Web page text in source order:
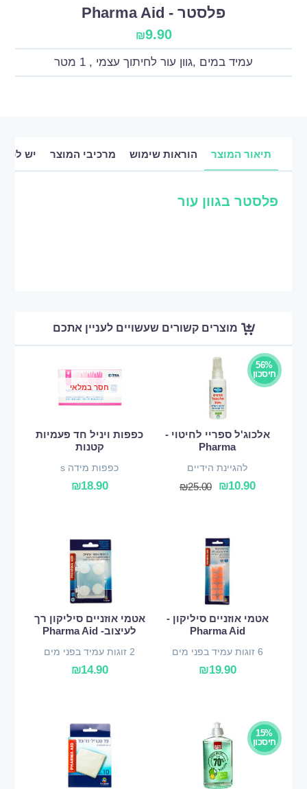
פלסטר - Pharma Aid
₪9.90
עמיד במים ,גוון עור לחיתוך עצמי , 1 מטר
תיאור המוצר הוראות שימוש מרכיבי המוצר יש
פלסטר בגוון עור
מוצרים קשורים שעשויים לעניין אתכם
56%
חיסכון
אלכוג'ל ספריי לחיטוי -
Pharma
להגיינת הידיים
₪10.90
₪25.00
חסר במלאי
כפפות ויניל חד פעמיות
קטנות
כפפות מידה s
₪18.90
אטמי אוזניים סיליקון -
Pharma Aid
6 זוגות עמיד בפני מים
₪19.90
אטמי אוזניים סיליקון רך
לעיצוב- Pharma Aid
2 זוגות עמיד בפני מים
₪14.90
15%
חיסכון